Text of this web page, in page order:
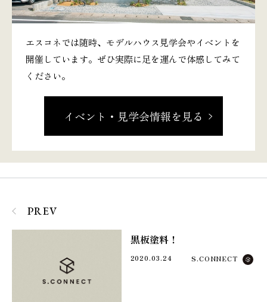
エスコネでは随時、モデルハウス見学会やイベントを
開催しています。ぜひ実際に足を運んで体感してみて
ください。
イベント・見学会情報を見る
PREV
黒板塗料！
2020.03.24 S.CONNECT